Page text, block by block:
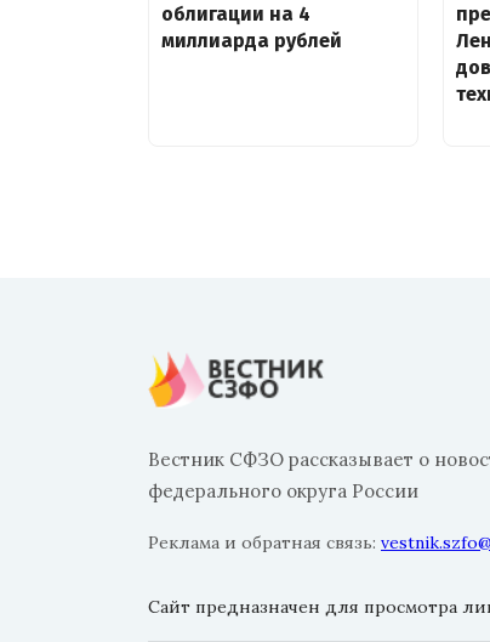
облигации на 4
миллиарда рублей
Вестник СФЗО рассказывает о
федерального округа России
Реклама и обратная связь:
Сайт предназначен для просмотра